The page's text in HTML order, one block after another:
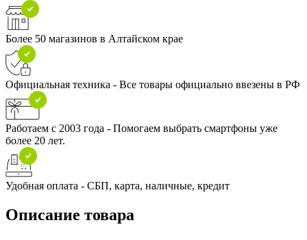
Более 50 магазинов в Алтайском крае
Официальная техника - Все товары официально ввезены в РФ
Работаем с 2003 года - Помогаем выбрать смартфоны уже
более 20 лет.
Удобная оплата - СБП, карта, наличные, кредит
Описание товара